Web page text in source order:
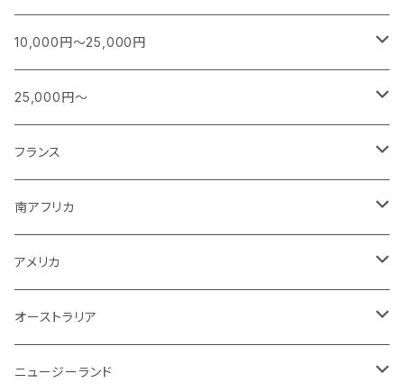
カレー、エスニック、中華などに合うワイン
特別な日に楽しむワイン
白(オレンジ)
赤
ロゼ
紫！？
シャンパーニュ
ブルゴーニュ
南アフリカ
スパークリング
白ワイン
日本
スパークリング
白ワイン
アメリカ
スパークリング
白ワイン
ギリシャ
スパークリング
白ワイン
オーストラリア
スパークリング
白ワイン
チリ
スパークリング
イタリア
フランス
シャンパーニュ
ブルゴーニュ
南アフリカ
スパークリング
白ワイン
ニュージーランド
スパークリング
白ワイン
ポルトガル
泡
白ワイン
オーストラリア
泡
白ワイン
イタリア
白
ドイツ
10,000円～25,000円
フランス
シャンパーニュ
ボルドー
アメリカ
赤
白
ドイツ
白
赤
25,000円～
シャンパーニュ
ブルゴーニュ
白ワイン
赤ワイン
アメリカ
赤
フランス
シャンパーニュ
ブルゴーニュ
ボルドー
その他
南アフリカ
スパークリング
白
赤
アメリカ
スパークリング
白
オーストラリア
白
ニュージーランド